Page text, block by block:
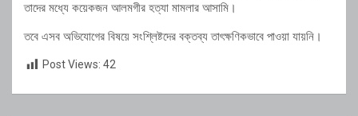
তাদের মধ্যে কয়েকজন আলমগীর হত্যা মামলার আসামি।
তবে এসব অভিযোগের বিষয়ে সংশ্লিষ্টদের বক্তব্য তাৎক্ষণিকভাবে পাওয়া যায়নি।
Post Views: 42